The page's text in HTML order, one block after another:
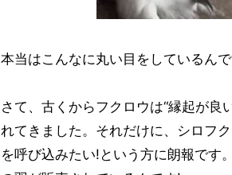
本当はこんなに丸い目をしているん
さて、古くからフクロウは“縁起が良
れてきました。それだけに、シロフ
を呼び込みたい!という方に朗報です